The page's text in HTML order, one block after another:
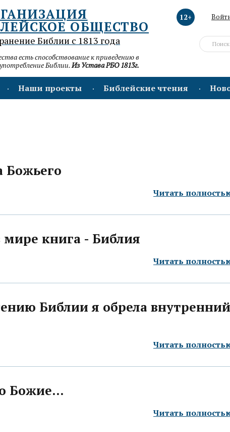
ОБЩЕСТВО
Библии с 1813 года
есть способствование к приведению в
Библии.Из Устава РБО 1813г.
12+
Наши проекты Библейские чтения
Читать
мире книга - Библия
Читать
Библии я обрела внутренний
Читать
Божие...
Читать